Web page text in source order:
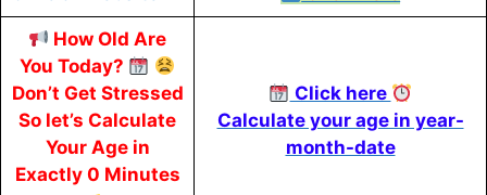
How Old Are
You Today?
Don’t Get Stressed
So let’s Calculate
Your Age in
Exactly 0 Minutes
Click here
Calculate your age in year-
month-date